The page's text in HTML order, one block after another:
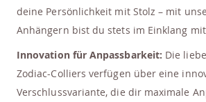
deine Persönlichkeit mit Stolz – mit
Anhängern bist du stets im Einklang
Innovation für Anpassbarkeit: Die
Zodiac-Colliers verfügen über eine
Verschlussvariante, die dir maximale